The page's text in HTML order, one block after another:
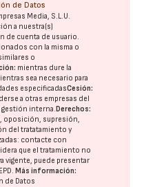
de Datos
Media, S.L.U.
a nuestra(s)
de cuenta de usuario.
con la misma o
o
mientras dure la
sea necesario para
especificadasCesión:
a otras empresas del
gestión interna.Derechos:
oposición, supresión,
del tratatamiento y
contacte con
que el tratamiento no
vigente, puede presentar
.Más información:
de Datos